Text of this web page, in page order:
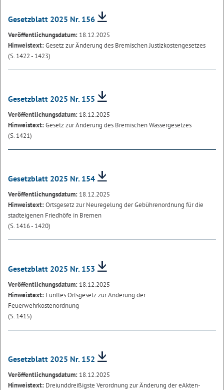
Gesetzblatt 2025 Nr. 156
Veröffentlichungsdatum: 18.12.2025
Hinweistext:Gesetz zur Änderung des Bremischen Justizkostengesetzes
(S. 1422 - 1423)
Gesetzblatt 2025 Nr. 155
Veröffentlichungsdatum: 18.12.2025
Hinweistext:Gesetz zur Änderung des Bremischen Wassergesetzes
(S. 1421)
Gesetzblatt 2025 Nr. 154
Veröffentlichungsdatum: 18.12.2025
Hinweistext:Ortsgesetz zur Neuregelung der Gebührenordnung für die
stadteigenen Friedhöfe in Bremen
(S. 1416 - 1420)
Gesetzblatt 2025 Nr. 153
Veröffentlichungsdatum: 18.12.2025
Hinweistext: Fünftes Ortsgesetz zur Änderung der
Feuerwehrkostenordnung
(S. 1415)
Gesetzblatt 2025 Nr. 152
Veröffentlichungsdatum: 18.12.2025
Hinweistext: Dreiunddreißigste Verordnung zur Änderung der eAkten-